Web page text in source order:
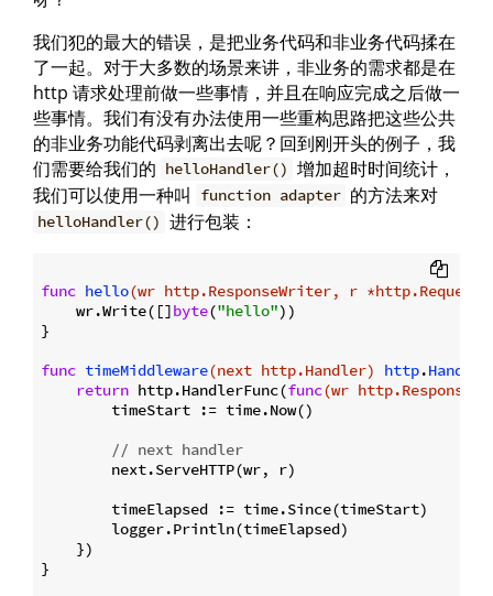
我们犯的最大的错误，是把业务代码和非业务代码揉在
了一起。对于大多数的场景来讲，非业务的需求都是在
http 请求处理前做一些事情，并且在响应完成之后做一
些事情。我们有没有办法使用一些重构思路把这些公共
的非业务功能代码剥离出去呢？回到刚开头的例子，我
们需要给我们的 helloHandler() 增加超时时间统计，
我们可以使用一种叫
function adapter 的方法来对
helloHandler() 进行包装：
func hello(wr http.ResponseWriter, r *http.Request)
    wr.Write([]
byte("hello"))
}
func timeMiddleware(next http.Handler) http.Handler
return http.HandlerFunc(func(wr
        timeStart := time.Now()
// next handler
        next.ServeHTTP(wr, r)
        timeElapsed := time.Since(timeStart)
        logger.Println(timeElapsed)
    })
}